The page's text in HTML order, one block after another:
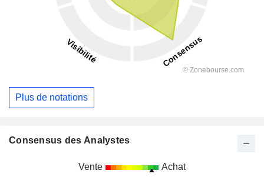
Plus de notations
Consensus des Analystes
Vente Achat